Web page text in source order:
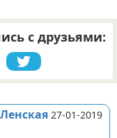
с друзьями:
27-01-2019